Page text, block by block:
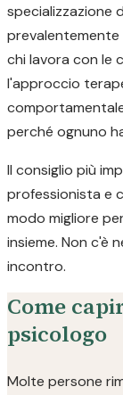
specializzazione
prevalentemente
chi lavora con le
l'approccio
perché ognuno
Il consiglio più
professionista e
modo migliore
insieme. Non c'è
incontro.
Come
psicologo
Molte persone